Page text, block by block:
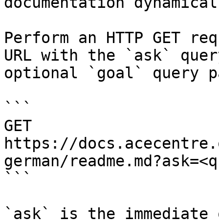
Perform an HTTP GET
URL with the `ask`
optional `goal` query
```
GET
https://
german/
```
`ask` is the